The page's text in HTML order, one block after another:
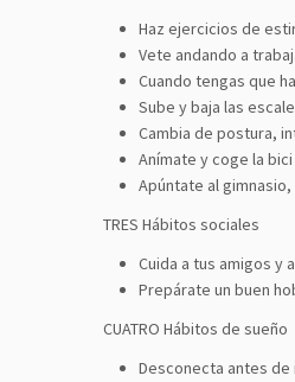
Haz ejercicios de
Vete andando a
Cuando tengas que
Sube y baja las
Cambia de postura,
Anímate y coge la
Apúntate al
TRES Hábitos sociales
Cuida a tus amigos y
Prepárate un buen
CUATRO Hábitos de sueño
Desconecta antes